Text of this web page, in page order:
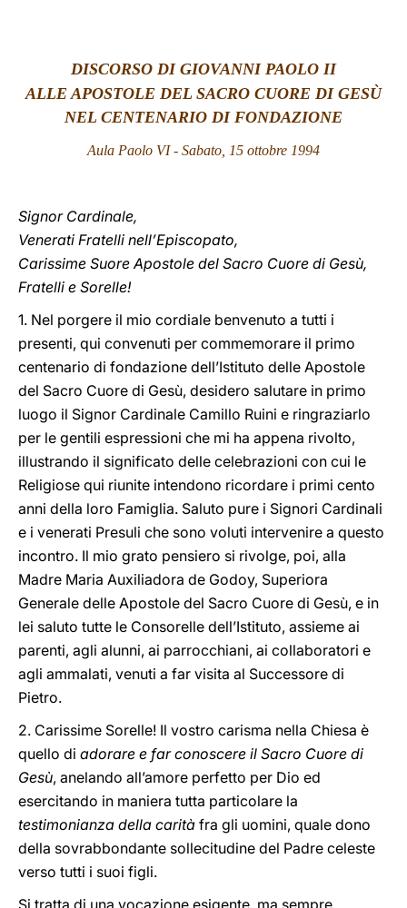
DISCORSO DI GIOVANNI PAOLO II
ALLE APOSTOLE DEL SACRO CUORE DI GESÙ
NEL CENTENARIO DI FONDAZIONE
Aula Paolo VI - Sabato, 15 ottobre 1994
Signor Cardinale,
Venerati Fratelli nell’Episcopato,
Carissime Suore Apostole del Sacro Cuore di Gesù,
Fratelli e Sorelle!
1. Nel porgere il mio cordiale benvenuto a tutti i
presenti, qui convenuti per commemorare il primo
centenario di fondazione dell’Istituto delle Apostole
del Sacro Cuore di Gesù, desidero salutare in primo
luogo il Signor Cardinale Camillo Ruini e ringraziarlo
per le gentili espressioni che mi ha appena rivolto,
illustrando il significato delle celebrazioni con cui le
Religiose qui riunite intendono ricordare i primi cento
anni della loro Famiglia. Saluto pure i Signori Cardinali
e i venerati Presuli che sono voluti intervenire a questo
incontro. Il mio grato pensiero si rivolge, poi, alla
Madre Maria Auxiliadora de Godoy, Superiora
Generale delle Apostole del Sacro Cuore di Gesù, e in
lei saluto tutte le Consorelle dell’Istituto, assieme ai
parenti, agli alunni, ai parrocchiani, ai collaboratori e
agli ammalati, venuti a far visita al Successore di
Pietro.
2. Carissime Sorelle! Il vostro carisma nella Chiesa è
quello di adorare e far conoscere il Sacro Cuore di
Gesù, anelando all’amore perfetto per Dio ed
esercitando in maniera tutta particolare la
testimonianza della carità fra gli uomini, quale dono
della sovrabbondante sollecitudine del Padre celeste
verso tutti i suoi figli.
Si tratta di una vocazione esigente, ma sempre